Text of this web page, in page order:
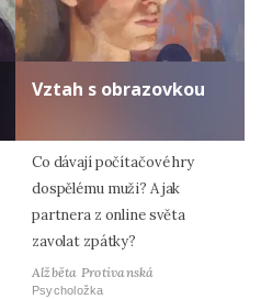
Vztah s obrazovkou
Co dávají počítačové hry
dospělému muži? A jak
partnera z online světa
zavolat zpátky?
Alžběta Protivanská
Psycholožka